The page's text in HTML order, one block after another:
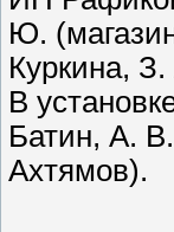
Ю.
Куркина,
В
Батин, А.
Ахтямов).